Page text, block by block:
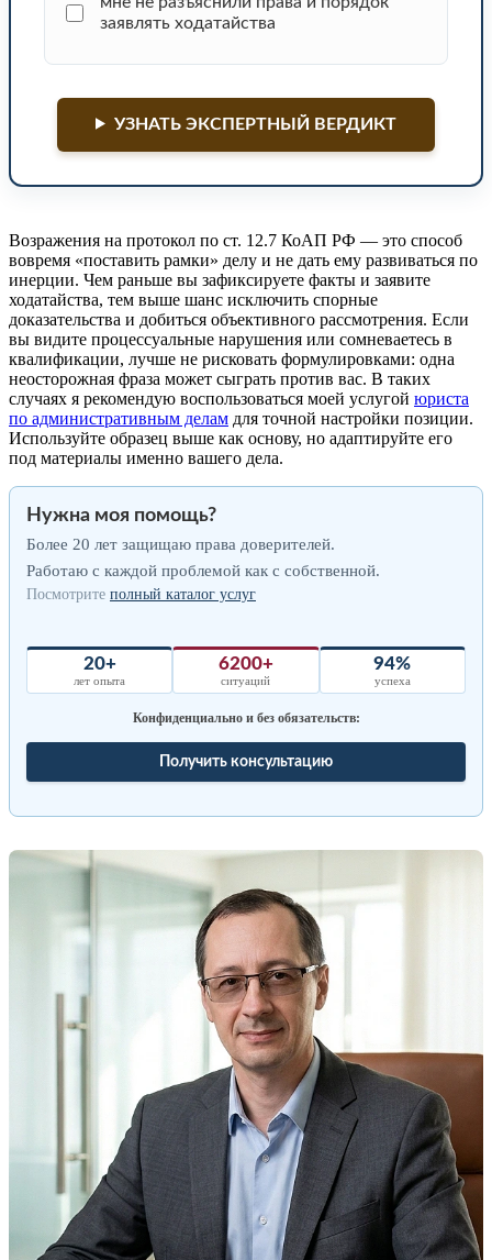
заявлять ходатайства
УЗНАТЬ ЭКСПЕРТНЫЙ ВЕРДИКТ
Возражения на протокол по ст. 12.7 КоАП РФ — это способ
вовремя «поставить рамки» делу и не дать ему развиваться по
инерции. Чем раньше вы зафиксируете факты и заявите
ходатайства, тем выше шанс исключить спорные
доказательства и добиться объективного рассмотрения. Если
вы видите процессуальные нарушения или сомневаетесь в
квалификации, лучше не рисковать формулировками: одна
неосторожная фраза может сыграть против вас. В таких
случаях я рекомендую воспользоваться моей услугой юриста
по административным делам для точной настройки позиции.
Используйте образец выше как основу, но адаптируйте его
под материалы именно вашего дела.
Нужна моя помощь?
Более 20 лет защищаю права доверителей.
Работаю с каждой проблемой как с собственной.
Посмотрите полный каталог услуг
20+
лет опыта
6200+
ситуаций
94%
успеха
Конфиденциально и без обязательств:
Получить консультацию